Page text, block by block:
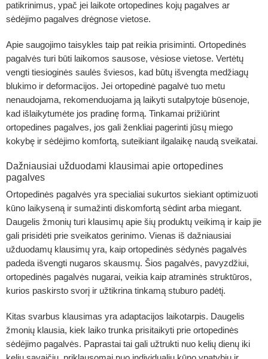
patikrinimus, ypač jei laikote ortopedines kojų pagalves ar
sėdėjimo pagalves drėgnose vietose.
Apie saugojimo taisykles taip pat reikia prisiminti. Ortopedinės
pagalvės turi būti laikomos sausose, vėsiose vietose. Vertėtų
vengti tiesioginės saulės šviesos, kad būtų išvengta medžiagų
blukimo ir deformacijos. Jei ortopedinė pagalvė tuo metu
nenaudojama, rekomenduojama ją laikyti sutalpytoje būsenoje,
kad išlaikytumėte jos pradinę formą. Tinkamai prižiūrint
ortopedines pagalves, jos gali ženkliai pagerinti jūsų miego
kokybę ir sėdėjimo komfortą, suteikiant ilgalaikę naudą sveikatai.
Dažniausiai užduodami klausimai apie ortopedines
pagalves
Ortopedinės pagalvės yra specialiai sukurtos siekiant optimizuoti
kūno laikyseną ir sumažinti diskomfortą sėdint arba miegant.
Daugelis žmonių turi klausimų apie šių produktų veikimą ir kaip jie
gali prisidėti prie sveikatos gerinimo. Vienas iš dažniausiai
užduodamų klausimų yra, kaip ortopedinės sėdynės pagalvės
padeda išvengti nugaros skausmų. Šios pagalvės, pavyzdžiui,
ortopedinės pagalvės nugarai, veikia kaip atraminės struktūros,
kurios paskirsto svorį ir užtikrina tinkamą stuburo padėtį.
Kitas svarbus klausimas yra adaptacijos laikotarpis. Daugelis
žmonių klausia, kiek laiko trunka prisitaikyti prie ortopedinės
sėdėjimo pagalvės. Paprastai tai gali užtrukti nuo kelių dienų iki